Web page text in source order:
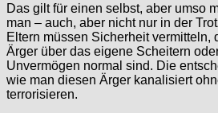
Das gilt für einen selbst, aber umso
man – auch, aber nicht nur in der
Eltern müssen Sicherheit vermitteln,
Ärger über das eigene Scheitern
Unvermögen normal sind. Die
wie man diesen Ärger kanalisiert
terrorisieren.